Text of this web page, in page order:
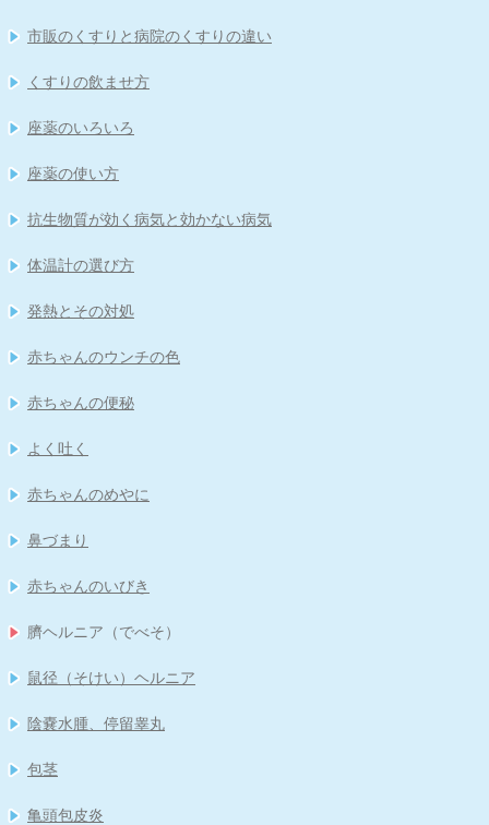
市販のくすりと病院のくすりの違い
くすりの飲ませ方
座薬のいろいろ
座薬の使い方
抗生物質が効く病気と効かない病気
体温計の選び方
発熱とその対処
赤ちゃんのウンチの色
赤ちゃんの便秘
よく吐く
赤ちゃんのめやに
鼻づまり
赤ちゃんのいびき
臍ヘルニア（でべそ）
鼠径（そけい）ヘルニア
陰嚢水腫、停留睾丸
包茎
亀頭包皮炎